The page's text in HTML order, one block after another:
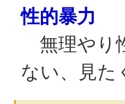
性的暴力
無理やり
ない、見